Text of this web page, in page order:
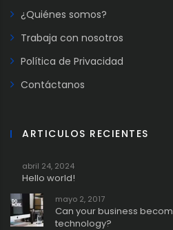
¿Quiénes somos?
Trabaja con nosotros
Política de Privacidad
Contáctanos
ARTICULOS RECIENTES
Hello world!
abril 24, 2024
Can your business
technology?
mayo 2, 2017